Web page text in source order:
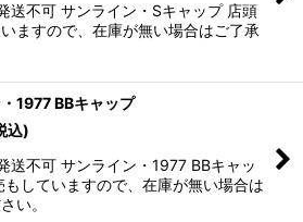
送不可 サンライン・Sキャップ 店頭
ますので、在庫が無い場合はご了承
1977 BBキャップ
込)
送不可 サンライン・1977 BBキャッ
もしていますので、在庫が無い場合は
い。